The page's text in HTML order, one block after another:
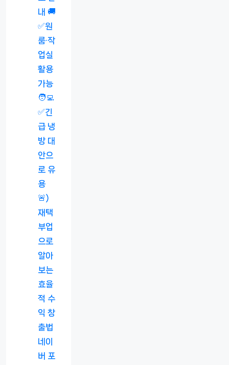
내 🚚
✅원
룸·작
업실
활용
가능
🧑‍💻
✅긴
급 냉
방 대
안으
로 유
용
🚨)
재택
부업
으로
알아
보는
효율
적 수
익 창
출법
네이
버 포